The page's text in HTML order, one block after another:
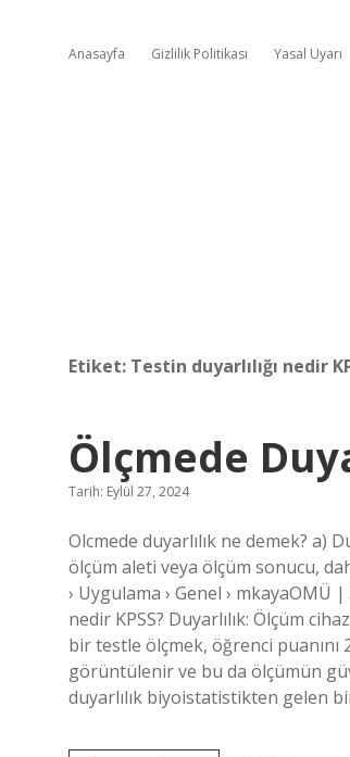
Anasayfa Gizlilik Politikası Yasal Uyarı
Etiket: Testin duyarlılığı nedir
Ölçmede
Tarih: Eylül 27, 2024
Olcmede duyarlılık ne demek? a)
ölçüm aleti veya ölçüm sonucu,
› Uygulama › Genel › mkayaOMÜ
nedir KPSS? Duyarlılık: Ölçüm
bir testle ölçmek, öğrenci puanını
görüntülenir ve bu da ölçümün
duyarlılık biyoistatistikten gelen